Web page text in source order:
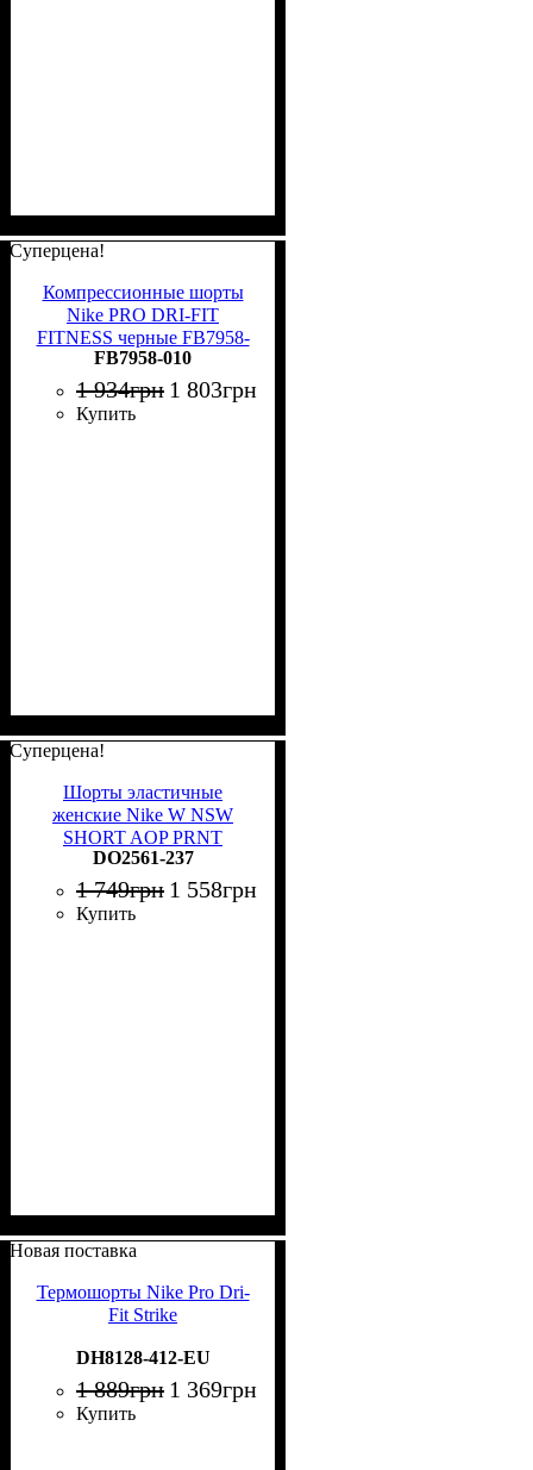
Суперцена!
Компрессионные шорты
Nike PRO DRI-FIT
FITNESS черные FB7958-
010
FB7958-010
1 934грн 1 803грн
Купить
Суперцена!
Шорты эластичные
женские Nike W NSW
SHORT AOP PRNT
коричневые DO2561-237
DO2561-237
1 749грн 1 558грн
Купить
Новая поставка
Термошорты Nike Pro Dri-
Fit Strike
DH8128-412-EU
1 889грн 1 369грн
Купить